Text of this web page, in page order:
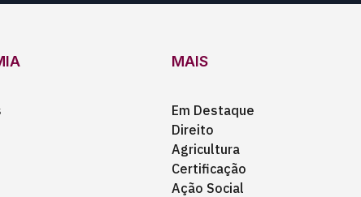
MAIS
Em Destaque
Direito
Agricultura
Certificação
Ação Social